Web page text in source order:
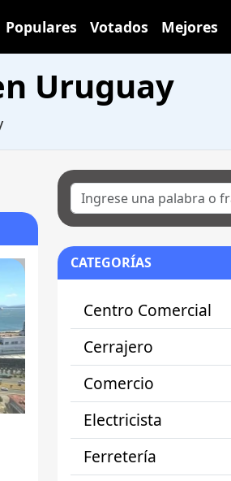
Populares Votados Mejores
Uruguay
CATEGORÍAS
Centro Comercial
Cerrajero
Comercio
Electricista
Ferretería